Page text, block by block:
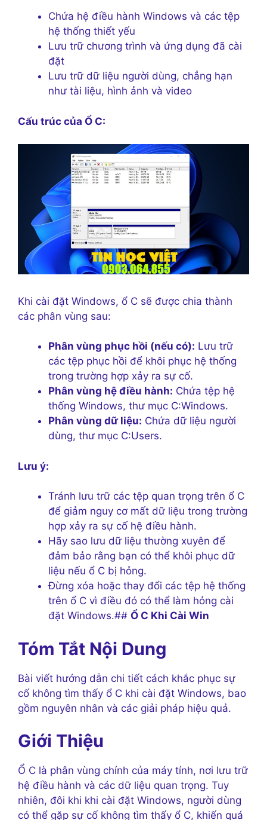
Chứa hệ điều hành Windows và các tệp
hệ thống thiết yếu
Lưu trữ chương trình và ứng dụng đã cài
đặt
Lưu trữ dữ liệu người dùng, chẳng hạn
như tài liệu, hình ảnh và video
Cấu trúc của Ổ C:
Khi cài đặt Windows, ổ C sẽ được chia thành
các phân vùng sau:
Phân vùng phục hồi (nếu có): Lưu trữ
các tệp phục hồi để khôi phục hệ thống
trong trường hợp xảy ra sự cố.
Phân vùng hệ điều hành: Chứa tệp hệ
thống Windows, thư mục C:Windows.
Phân vùng dữ liệu: Chứa dữ liệu người
dùng, thư mục C:Users.
Lưu ý:
Tránh lưu trữ các tệp quan trọng trên ổ C
để giảm nguy cơ mất dữ liệu trong trường
hợp xảy ra sự cố hệ điều hành.
Hãy sao lưu dữ liệu thường xuyên để
đảm bảo rằng bạn có thể khôi phục dữ
liệu nếu ổ C bị hỏng.
Đừng xóa hoặc thay đổi các tệp hệ thống
trên ổ C vì điều đó có thể làm hỏng cài
đặt Windows.## Ổ C Khi Cài Win
Tóm Tắt Nội Dung
Bài viết hướng dẫn chi tiết cách khắc phục sự
cố không tìm thấy ổ C khi cài đặt Windows, bao
gồm nguyên nhân và các giải pháp hiệu quả.
Giới Thiệu
Ổ C là phân vùng chính của máy tính, nơi lưu trữ
hệ điều hành và các dữ liệu quan trọng. Tuy
nhiên, đôi khi khi cài đặt Windows, người dùng
có thể gặp sự cố không tìm thấy ổ C, khiến quá